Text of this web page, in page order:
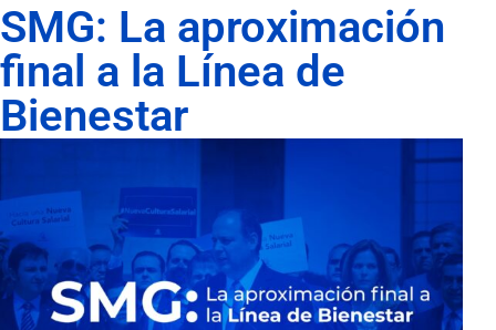
SMG: La aproximación
final a la Línea de
Bienestar